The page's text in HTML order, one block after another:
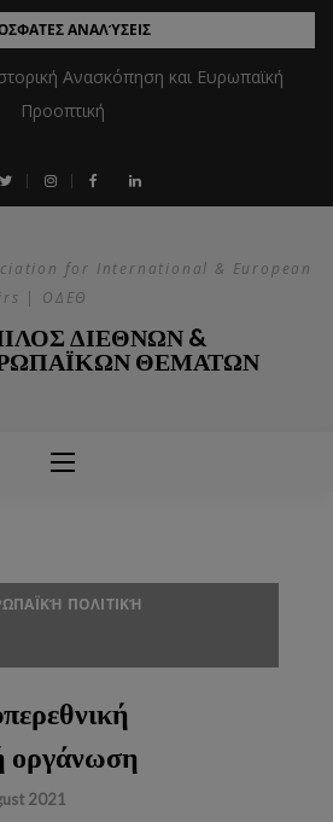
ΑΝΑΛΎΣΕΙΣ
Ανασκόπηση και Ευρωπαϊκή
Προοπτική
for International & European
| ΟΔΕΘ
ΔΙΕΘΝΩΝ &
ΘΕΜΑΤΩΝ
ΠΟΛΙΤΙΚΉ
οργάνωση
2021